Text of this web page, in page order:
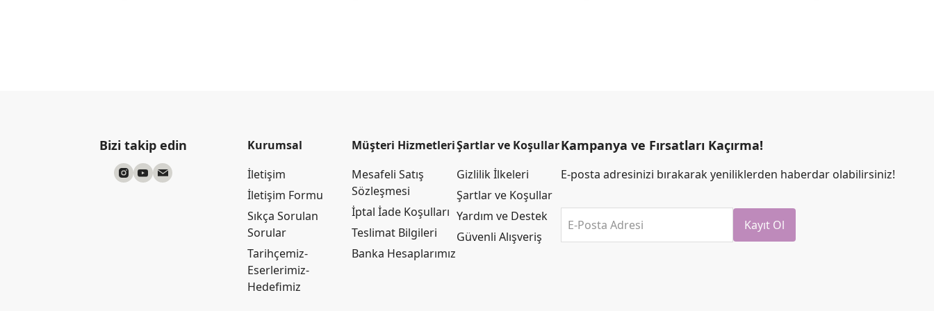
Bizi takip edin
Kurumsal
İletişim
İletişim Formu
Sıkça Sorulan
Sorular
Tarihçemiz-
Eserlerimiz-
Hedefimiz
Müşteri Hizmetleri
Mesafeli Satış
Sözleşmesi
İptal İade Koşulları
Teslimat Bilgileri
Banka Hesaplarımız
Şartlar ve Koşullar
Gizlilik İlkeleri
Şartlar ve Koşullar
Yardım ve Destek
Güvenli Alışveriş
Kampanya ve Fırsatları Kaçırma!
E-posta adresinizi bırakarak yeniliklerden haberdar olabilirsiniz!
E-Posta Adresi Kayıt Ol